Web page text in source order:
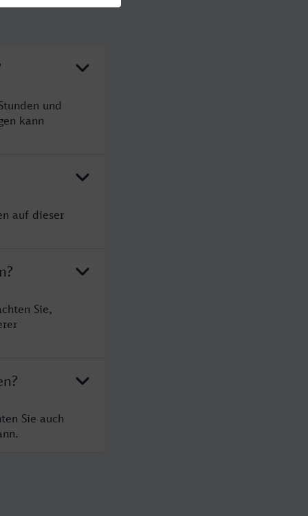
und
kann
auf dieser
Sie,
Sie auch